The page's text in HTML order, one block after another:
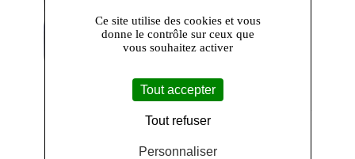
Cirage Surfine
Mtk
Pierre Blanche
Ce site utilise des cookies et vous
donne le contrôle sur ceux que
vous souhaitez activer
Tout accepter
Tout refuser
Personnaliser